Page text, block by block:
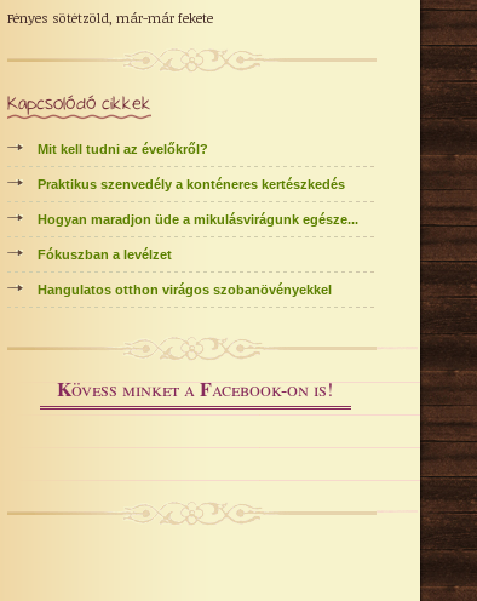
Fényes sötétzöld, már-már fekete
Kapcsolódó cikkek
Mit kell tudni az évelőkről?
Praktikus szenvedély a konténeres kertészkedés
Hogyan maradjon üde a mikulásvirágunk egésze...
Fókuszban a levélzet
Hangulatos otthon virágos szobanövényekkel
Kövess minket aFacebook-on is!